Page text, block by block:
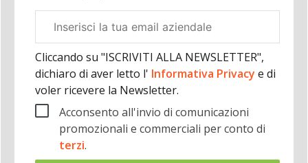
aziendale
Cliccando su "ISCRIVITI ALLA NEWSLETTER",
dichiaro di aver letto l' Informativa Privacy e di
voler ricevere la Newsletter.
Acconsento all'invio di comunicazioni
promozionali e commerciali per conto di
terzi.